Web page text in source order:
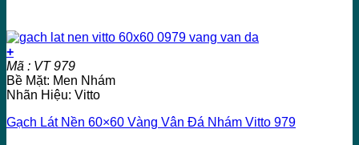
+
Mã : VT 979
Bề Mặt: Men Nhám
Nhãn Hiệu: Vitto
Gạch Lát Nền 60×60 Vàng Vân Đá Nhám Vitto 979